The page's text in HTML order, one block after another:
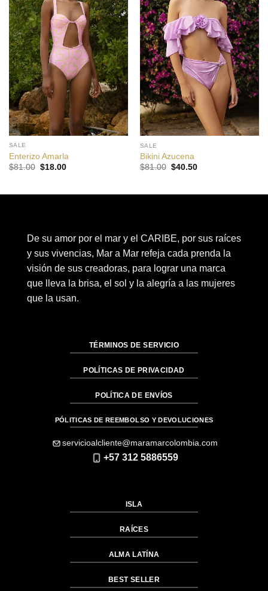
SALE
Enterizo Amarla
$81.00 El
$18.00El
SALE
Bikini Azucena
$81.00 El
$40.50El
De su amor por el mar y el CARIBE, por sus raíces
y sus vivencias, Mar a Mar refeja cada prenda la
visión de sus creadoras, para lograr una marca
que lleva la brisa, el sol y la alegría a las mujeres
que la usan.
TÉRMINOS DE SERVICIO
POLÍTICAS DE PRIVACIDAD
POLÍTICA DE ENVÍOS
PÓLITICAS DE REEMBOLSO Y DEVOLUCIONES
servicioalcliente@maramarcolombia.com
+57 312 5886559
ISLA
RAÍCES
ALMA LATÍNA
BEST SELLER